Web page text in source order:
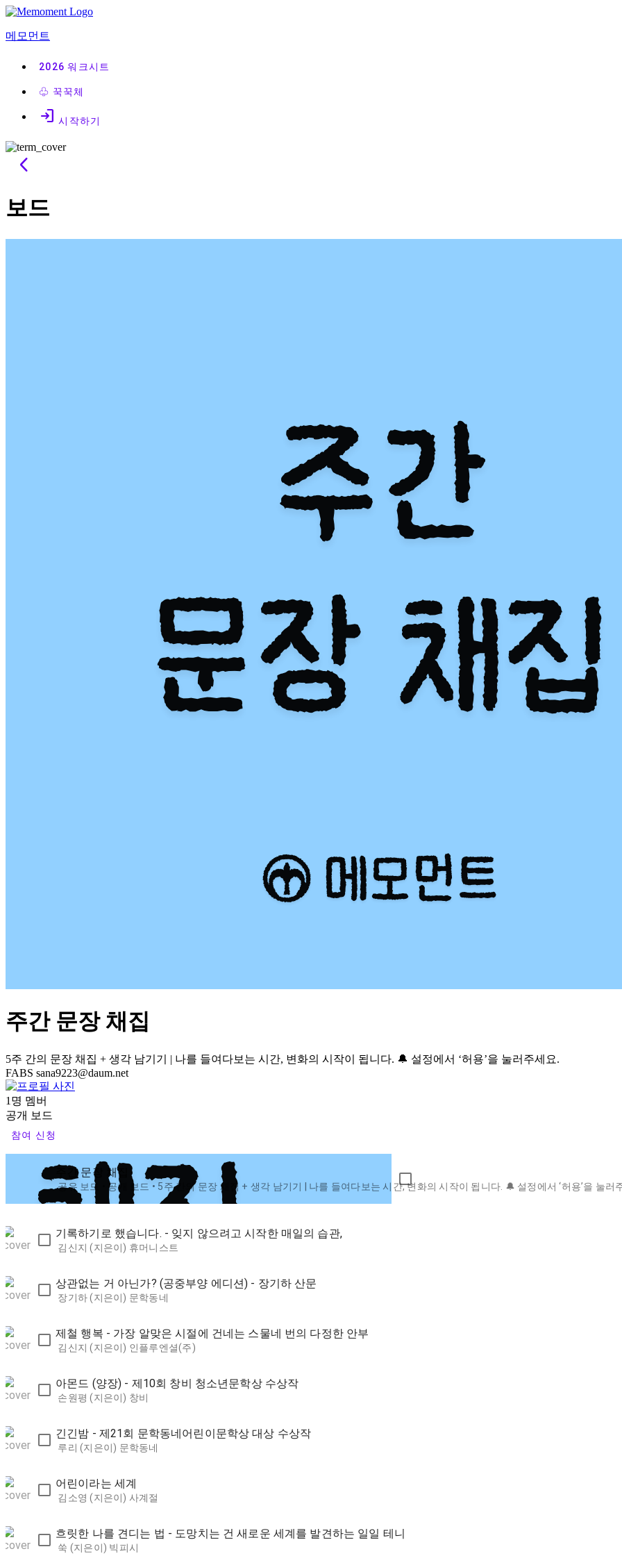
콘
츠
메모먼트
2026 워크시트
♧ 꾹꾹체
login 시작하기
arrow_back_ios
보드
주간 문장 채집
5주 간의 문장 채집 + 생각 남기기 | 나를 들여다보는 시간, 변화의 시작이 됩니다. 🔔 설정에서 ‘허용’을 눌러주세요.
FABS sana9223@daum.net
1명 멤버
공개 보드
참여 신청
주간 문장 채집
공유 보드 • 공개 보드 • 5주 간의 문장 채집 + 생각 남기기 | 나를 들여다보는 시간, 변화의 시작이 됩니다. 🔔 설정에서 ‘허용’을 눌러
기록하기로 했습니다. - 잊지 않으려고 시작한 매일의 습관,
김신지 (지은이) 휴머니스트
상관없는 거 아닌가? (공중부양 에디션) - 장기하 산문
장기하 (지은이) 문학동네
제철 행복 - 가장 알맞은 시절에 건네는 스물네 번의 다정한 안부
김신지 (지은이) 인플루엔셜(주)
아몬드 (양장) - 제10회 창비 청소년문학상 수상작
손원평 (지은이) 창비
긴긴밤 - 제21회 문학동네어린이문학상 대상 수상작
루리 (지은이) 문학동네
어린이라는 세계
김소영 (지은이) 사계절
흐릿한 나를 견디는 법 - 도망치는 건 새로운 세계를 발견하는 일일 테니
쑥 (지은이) 빅피시